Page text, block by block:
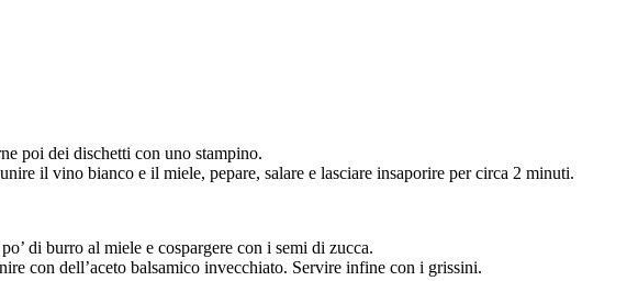
poi dei dischetti con uno stampino.
il vino bianco e il miele, pepare, salare e lasciare insaporire per circa 2 minuti.
di burro al miele e cospargere con i semi di zucca.
con dell’aceto balsamico invecchiato. Servire infine con i grissini.